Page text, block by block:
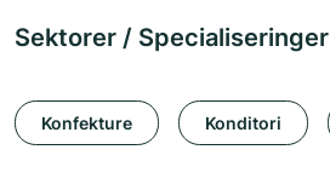
Sektorer / Specialiseringer
Konfekture Konditori